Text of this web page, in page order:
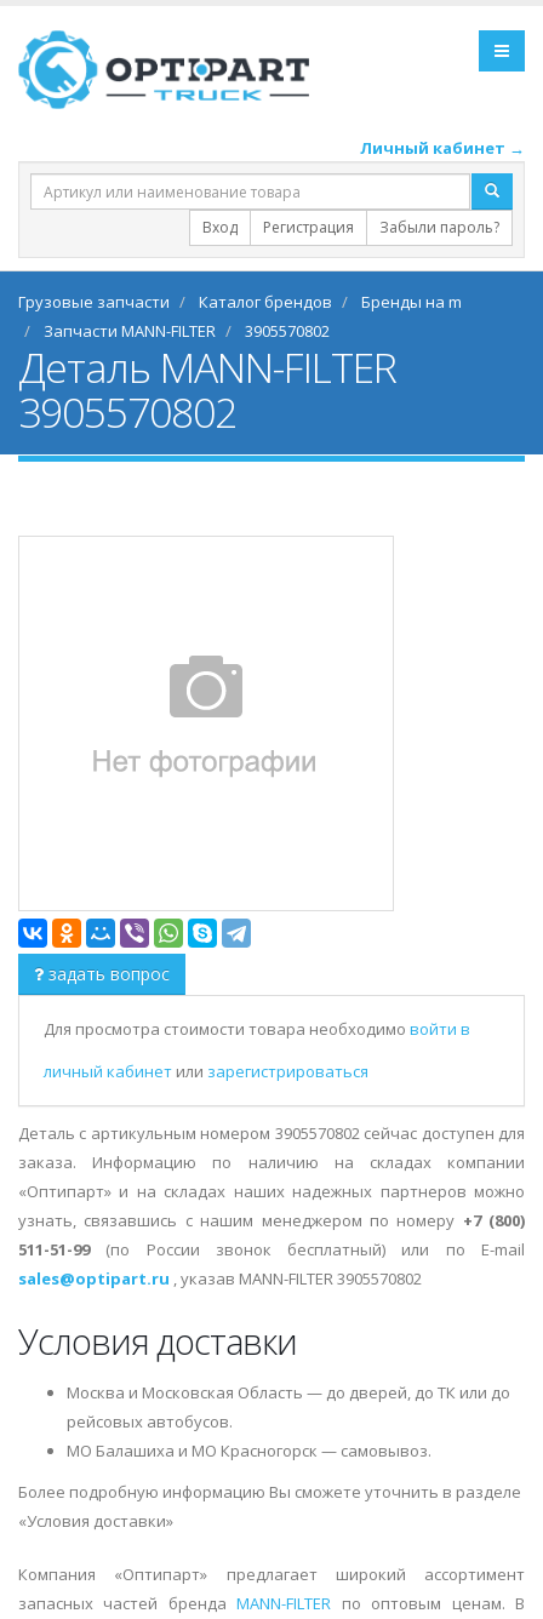
Личный кабинет →
Вход Регистрация Забыли пароль?
Грузовые запчасти Каталог брендов
Бренды на m
Запчасти MANN-FILTER
3905570802
Деталь MANN-FILTER
3905570802
задать вопрос
Для просмотра стоимости товара необходимо войти в
личный кабинет или зарегистрироваться
Деталь с артикульным номером 3905570802 сейчас доступен для
заказа. Информацию по наличию на складах компании
«Оптипарт» и на складах наших надежных партнеров можно
узнать, связавшись с нашим менеджером по номеру +7 (800)
511-51-99(по России звонок бесплатный) или по E-mail
sales@optipart.ru , указав MANN-FILTER 3905570802
Условия доставки
Москва и Московская Область — до дверей, до ТК или до
рейсовых автобусов.
МО Балашиха и МО Красногорск — самовывоз.
Более подробную информацию Вы сможете уточнить в разделе
«Условия доставки»
Компания «Оптипарт» предлагает широкий ассортимент
запасных частей брендаMANN-FILTER по оптовым ценам. В